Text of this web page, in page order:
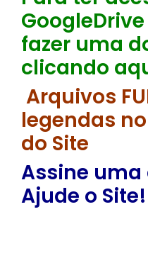
fazer uma
clicando
Arquivos
legendas
do Site
Assine uma
Ajude o Site!